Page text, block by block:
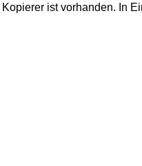
ist vorhanden. In